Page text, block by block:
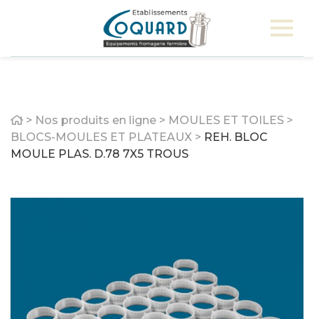
Home
> Nos produits en ligne > MOULES ET TOILES >
BLOCS-MOULES ET PLATEAUX > REH. BLOC
MOULE PLAS. D.78 7X5 TROUS